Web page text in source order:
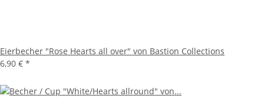
Eierbecher "Rose Hearts all over" von Bastion Collections
6,90 € *